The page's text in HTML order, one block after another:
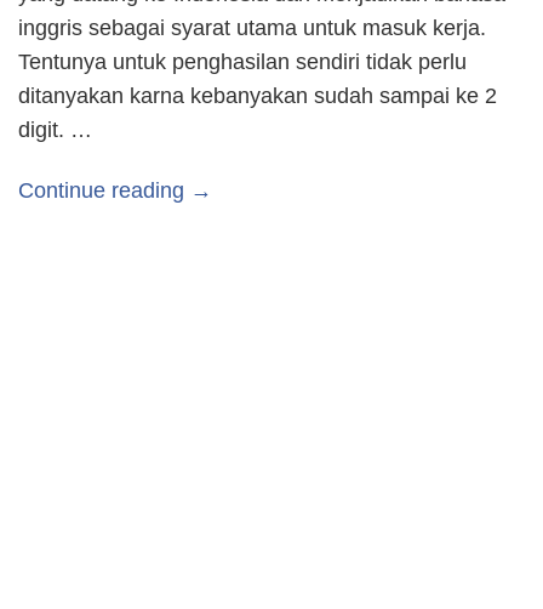
inggris sebagai syarat utama untuk masuk kerja.
Tentunya untuk penghasilan sendiri tidak perlu
ditanyakan karna kebanyakan sudah sampai ke 2
digit. …
Continue reading →